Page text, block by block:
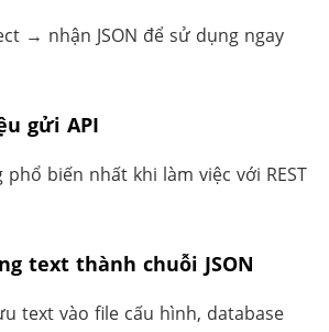
→ nhận JSON để sử dụng ngay
gửi API
phổ biến nhất khi làm việc với REST
text thành chuỗi JSON
text vào file cấu hình, database